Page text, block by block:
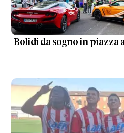
Bolidi da sogno in piazza